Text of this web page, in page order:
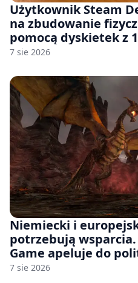
Użytkownik Steam
na zbudowanie
pomocą dyskietek z
7 sie 2026
Niemiecki i
potrzebują
Game apeluje do
7 sie 2026